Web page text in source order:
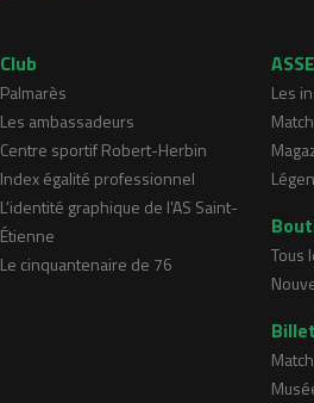
Club
Palmarès
Les ambassadeurs
Centre sportif Robert-Herbin
Index égalité professionnel
L'identité graphique de l'AS Saint-
Étienne
Le cinquantenaire de 76
Les
Match
Tous